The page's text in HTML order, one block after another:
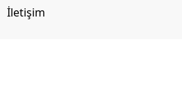
İletişim